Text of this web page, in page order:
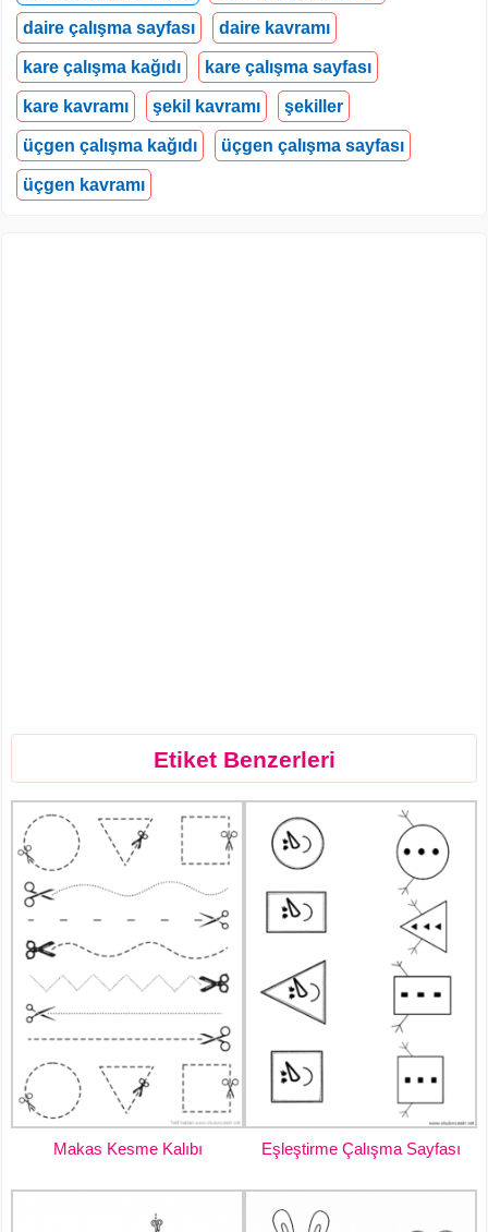
daire çalışma sayfası daire kavramı
kare çalışma kağıdı kare çalışma sayfası
kare kavramı şekil kavramı şekiller
üçgen çalışma kağıdı üçgen çalışma sayfası
üçgen kavramı
Etiket Benzerleri
Makas Kesme Kalıbı Eşleştirme Çalışma Sayfası